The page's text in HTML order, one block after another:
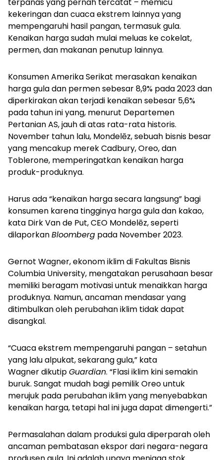
kekeringan dan cuaca ekstrem lainnya yang
mempengaruhi hasil pangan, termasuk gula.
Kenaikan harga sudah mulai meluas ke cokelat,
permen, dan makanan penutup lainnya.
Konsumen Amerika Serikat merasakan kenaikan
harga gula dan permen sebesar 8,9% pada 2023 dan
diperkirakan akan terjadi kenaikan sebesar 5,6%
pada tahun ini yang, menurut Departemen
Pertanian AS, jauh di atas rata-rata historis.
November tahun lalu, Mondelēz, sebuah bisnis besar
yang mencakup merek Cadbury, Oreo, dan
Toblerone, memperingatkan kenaikan harga
produk-produknya.
Harus ada “kenaikan harga secara langsung” bagi
konsumen karena tingginya harga gula dan kakao,
kata Dirk Van de Put, CEO Mondelēz, seperti
dilaporkanBloomberg pada November 2023.
Gernot Wagner, ekonom iklim di Fakultas Bisnis
Columbia University, mengatakan perusahaan besar
memiliki beragam motivasi untuk menaikkan harga
produknya. Namun, ancaman mendasar yang
ditimbulkan oleh perubahan iklim tidak dapat
disangkal.
“Cuaca ekstrem mempengaruhi pangan – setahun
yang lalu alpukat, sekarang gula,” kata
Wagner dikutipGuardian. “Flasi iklim kini semakin
buruk. Sangat mudah bagi pemilik Oreo untuk
merujuk pada perubahan iklim yang menyebabkan
kenaikan harga, tetapi hal ini juga dapat dimengerti.”
Permasalahan dalam produksi gula diperparah oleh
ancaman pembatasan ekspor dari negara-negara